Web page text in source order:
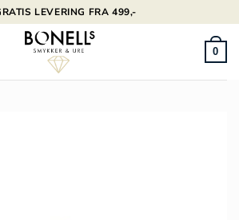
LEVERING FRA 499,-
0